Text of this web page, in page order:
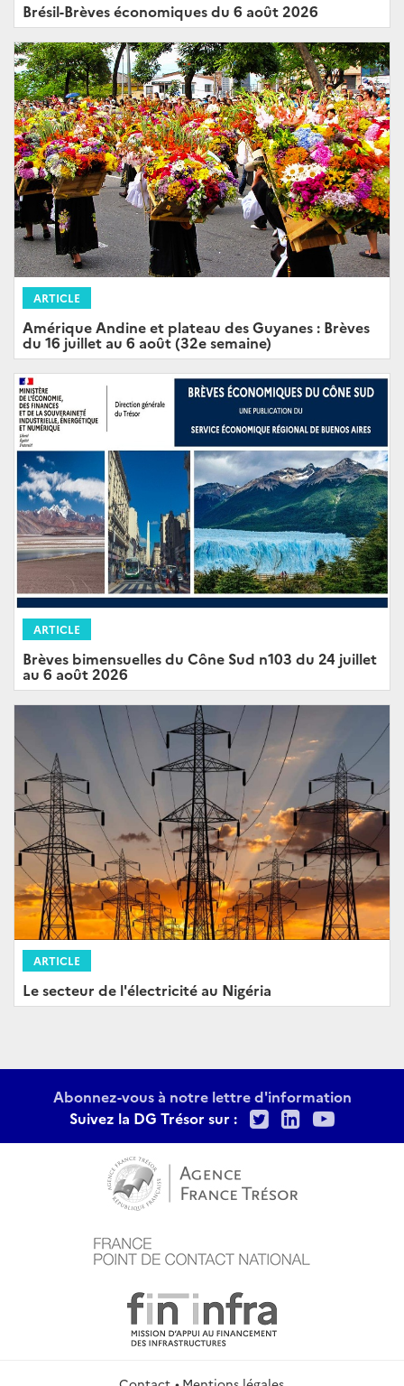
Brésil-Brèves économiques du 6 août 2026
ARTICLE
Amérique Andine et plateau des Guyanes : Brèves
du 16 juillet au 6 août (32e semaine)
ARTICLE
Brèves bimensuelles du Cône Sud n103 du 24 juillet
au 6 août 2026
ARTICLE
Le secteur de l'électricité au Nigéria
Abonnez-vous à notre lettre d'information
Suivez la DG Trésor sur :
TwitterLinkedIn